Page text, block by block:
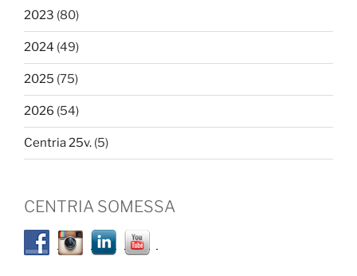
2023 (80)
2024 (49)
2025 (75)
2026 (54)
Centria 25v. (5)
CENTRIA SOMESSA